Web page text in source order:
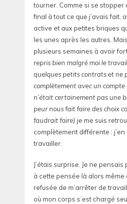
tourner. Comme si se stopper
final à tout ce que j’avais fait,
active et aux petites briques
les unes après les autres.
plusieurs semaines à avoir
repris bien malgré moi le
quelques petits contrats et ne
complètement avec un
n’était certainement pas une
peur nous fait faire des choix
faudrait faire) je me suis
complètement différente :
travailler.
J’étais surprise. Je ne
à cette pensée là alors même
refusée de m’arrêter de
où mon corps s’est chargé